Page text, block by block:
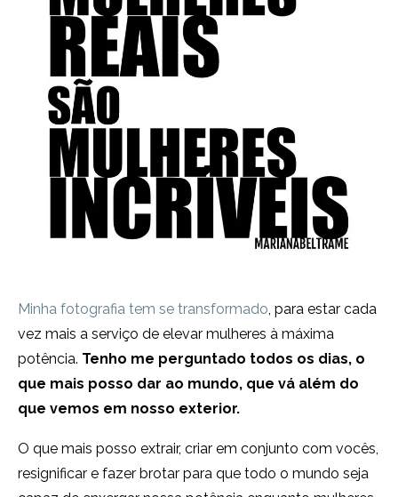
Minha fotografia tem se transformado, para estar cada
vez mais a serviço de elevar mulheres à máxima
potência. Tenho me perguntado todos os dias, o
que mais posso dar ao mundo, que vá além do
que vemos em nosso exterior.
O que mais posso extrair, criar em conjunto com vocês,
resignificar e fazer brotar para que todo o mundo seja